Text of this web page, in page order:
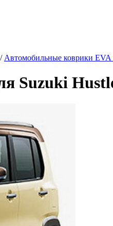
/ Автомобильные коврики EVA
Suzuki